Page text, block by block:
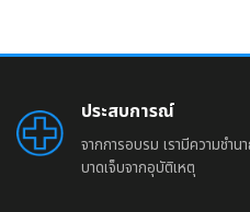
ประสบการณ์
จากการอบรม เรามีความชำ
บาดเจ็บจากอุบัติเหตุ